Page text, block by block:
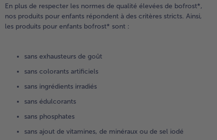
En plus de respecter les normes de qualité élevées de bofrost*,
nos produits pour enfants répondent à des critères stricts. Ainsi,
les produits pour enfants bofrost* sont :
sans exhausteurs de goût
sans colorants artificiels
sans ingrédients irradiés
sans édulcorants
sans phosphates
sans ajout de vitamines, de minéraux ou de sel iodé